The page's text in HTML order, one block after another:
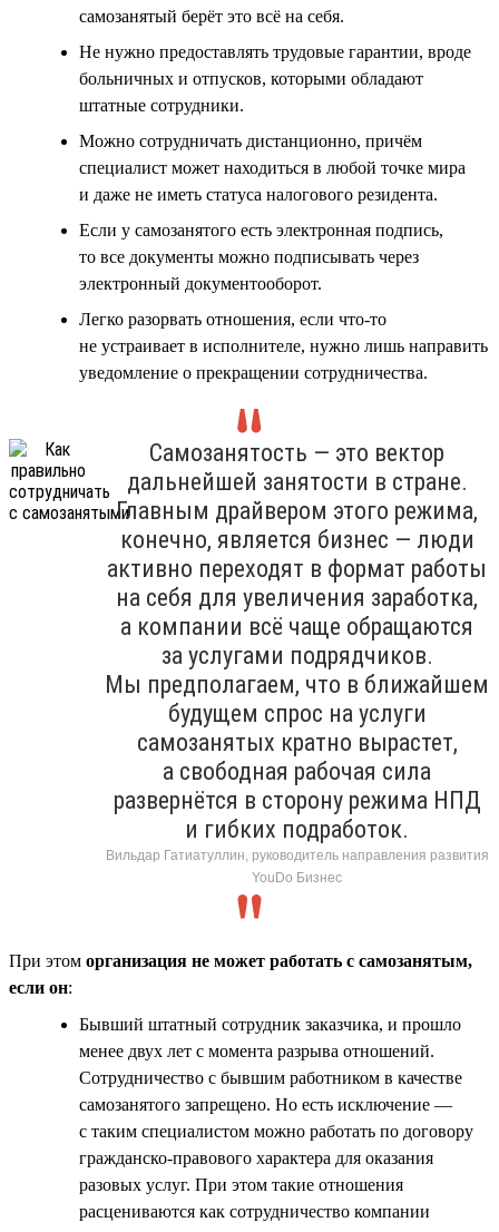
самозанятый берёт это всё на себя.
Не нужно предоставлять трудовые гарантии, вроде
больничных и отпусков, которыми обладают
штатные сотрудники.
Можно сотрудничать дистанционно, причём
специалист может находиться в любой точке мира
и даже не иметь статуса налогового резидента.
Если у самозанятого есть электронная подпись,
то все документы можно подписывать через
электронный документооборот.
Легко разорвать отношения, если что-то
не устраивает в исполнителе, нужно лишь направить
уведомление о прекращении сотрудничества.
Самозанятость — это вектор
дальнейшей занятости в стране.
Главным драйвером этого режима,
конечно, является бизнес — люди
активно переходят в формат работы
на себя для увеличения заработка,
а компании всё чаще обращаются
за услугами подрядчиков.
Мы предполагаем, что в ближайшем
будущем спрос на услуги
самозанятых кратно вырастет,
а свободная рабочая сила
развернётся в сторону режима НПД
и гибких подработок.
Вильдар Гатиатуллин, руководитель направления развития
YouDo Бизнес
При этом организация не может работать с самозанятым,
если он:
Бывший штатный сотрудник заказчика, и прошло
менее двух лет с момента разрыва отношений.
Сотрудничество с бывшим работником в качестве
самозанятого запрещено. Но есть исключение —
с таким специалистом можно работать по договору
гражданско-правового характера для оказания
разовых услуг. При этом такие отношения
расцениваются как сотрудничество компании